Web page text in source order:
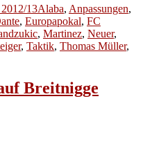
13Schlagwörter
Alaba, Anpassungen,
, Europapokal, FC
, Martinez, Neuer,
, Taktik, Thomas Müller,
Breitnigge